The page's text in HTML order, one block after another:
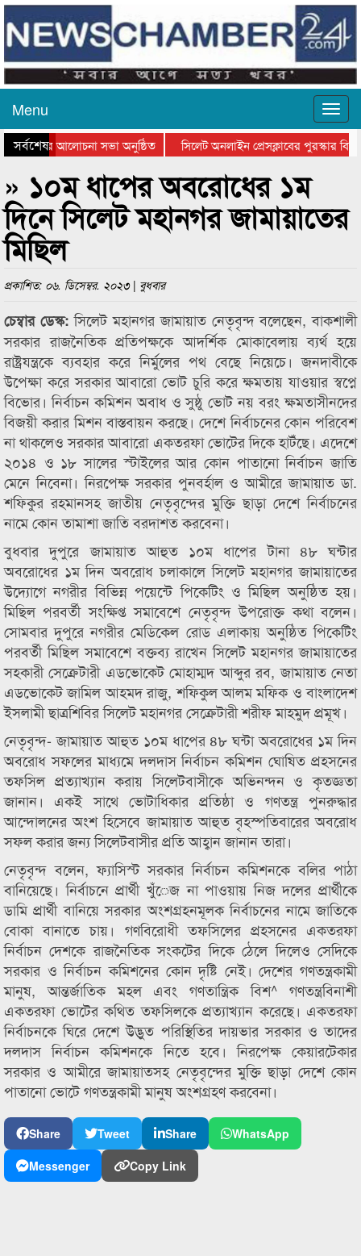
Menu
সর্বশেষ
দিবসের আলোচনা সভা অনুষ্ঠিত
সিলেট অনলাইন প্রেসক্লাবের পুরস্কার
» ১০ম ধাপের অবরোধের ১ম
দিনে সিলেট মহানগর জামায়াতের
মিছিল
প্রকাশিত: ০৬. ডিসেম্বর. ২০২৩ | বুধবার
চেম্বার ডেস্ক:সিলেট মহানগর জামায়াত নেতৃবৃন্দ বলেছেন, বাকশালী
সরকার রাজনৈতিক প্রতিপক্ষকে আদর্শিক মোকাবেলায় ব্যর্থ হয়ে
রাষ্ট্রযন্ত্রকে ব্যবহার করে নির্মুলের পথ বেছে নিয়েচে। জনদাবীকে
উপেক্ষা করে সরকার আবারো ভোট চুরি করে ক্ষমতায় যাওয়ার স্বপ্নে
বিভোর। নির্বাচন কমিশন অবাধ ও সুষ্ঠু ভোট নয় বরং ক্ষমতাসীনদের
বিজয়ী করার মিশন বাস্তবায়ন করছে। দেশে নির্বাচনের কোন পরিবেশ
না থাকলেও সরকার আবারো একতরফা ভোটের দিকে হাটঁছে। এদেশে
২০১৪ ও ১৮ সালের স্টাইলের আর কোন পাতানো নির্বাচন জাতি
মেনে নিবেনা। নিরপেক্ষ সরকার পুনবর্হাল ও আমীরে জামায়াত ডা.
শফিকুর রহমানসহ জাতীয় নেতৃবৃন্দের মুক্তি ছাড়া দেশে নির্বাচনের
নামে কোন তামাশা জাতি বরদাশত করবেনা।
বুধবার দুপুরে জামায়াত আহুত ১০ম ধাপের টানা ৪৮ ঘন্টার
অবরোধের ১ম দিন অবরোধ চলাকালে সিলেট মহানগর জামায়াতের
উদ্যোগে নগরীর বিভিন্ন পয়েন্টে পিকেটিং ও মিছিল অনুষ্ঠিত হয়।
মিছিল পরবর্তী সংক্ষিপ্ত সমাবেশে নেতৃবৃন্দ উপরোক্ত কথা বলেন।
সোমবার দুপুরে নগরীর মেডিকেল রোড এলাকায় অনুষ্ঠিত পিকেটিং
পরবর্তী মিছিল সমাবেশে বক্তব্য রাখেন সিলেট মহানগর জামায়াতের
সহকারী সেক্রেটারী এডভোকেট মোহাম্মদ আব্দুর রব, জামায়াত নেতা
এডভোকেট জামিল আহমদ রাজু, শফিকুল আলম মফিক ও বাংলাদেশ
ইসলামী ছাত্রশিবির সিলেট মহানগর সেক্রেটারী শরীফ মাহমুদ প্রমূখ।
নেতৃবৃন্দ- জামায়াত আহুত ১০ম ধাপের ৪৮ ঘন্টা অবরোধের ১ম দিন
অবরোধ সফলের মাধ্যমে দলদাস নির্বাচন কমিশন ঘোষিত প্রহসনের
তফসিল প্রত্যাখ্যান করায় সিলেটবাসীকে অভিনন্দন ও কৃতজ্ঞতা
জানান। একই সাথে ভোটাধিকার প্রতিষ্ঠা ও গণতন্ত্র পুনরুদ্ধার
আন্দোলনের অংশ হিসেবে জামায়াত আহুত বৃহস্পতিবারের অবরোধ
সফল করার জন্য সিলেটবাসীর প্রতি আহ্বান জানান তারা।
নেতৃবৃন্দ বলেন, ফ্যাসিস্ট সরকার নির্বাচন কমিশনকে বলির পাঠা
বানিয়েছে। নির্বাচনে প্রার্থী খুঁেজ না পাওয়ায় নিজ দলের প্রার্থীকে
ডামি প্রার্থী বানিয়ে সরকার অংশগ্রহনমূলক নির্বাচনের নামে জাতিকে
বোকা বানাতে চায়। গণবিরোধী তফসিলের প্রহসনের একতরফা
নির্বাচন দেশকে রাজনৈতিক সংকটের দিকে ঠেলে দিলেও সেদিকে
সরকার ও নির্বাচন কমিশনের কোন দৃষ্টি নেই। দেশের গণতন্ত্রকামী
মানুষ, আন্তর্জাতিক মহল এবং গণতান্ত্রিক বিশ^ গণতন্ত্রবিনাশী
একতরফা ভোটের কথিত তফসিলকে প্রত্যাখ্যান করেছে। একতরফা
নির্বাচনকে ঘিরে দেশে উদ্ভুত পরিস্থিতির দায়ভার সরকার ও তাদের
দলদাস নির্বাচন কমিশনকে নিতে হবে। নিরপেক্ষ কেয়ারটেকার
সরকার ও আমীরে জামায়াতসহ নেতৃবৃন্দের মুক্তি ছাড়া দেশে কোন
পাতানো ভোটে গণতন্ত্রকামী মানুষ অংশগ্রহণ করবেনা।
Share Tweet Share
WhatsApp
Messenger
Copy Link